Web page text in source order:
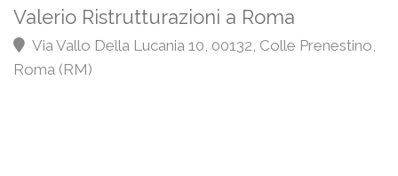
Valerio Ristrutturazioni a Roma
Via Vallo Della Lucania 10, 00132, Colle Prenestino,
Roma (RM)